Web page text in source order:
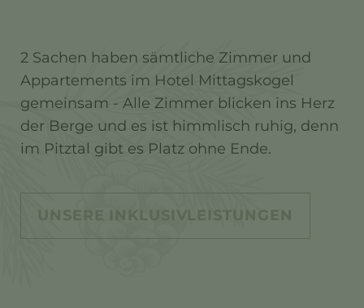
2 Sachen haben sämtliche Zimmer und
Appartements im Hotel Mittagskogel
gemeinsam - Alle Zimmer blicken ins Herz
der Berge und es ist himmlisch ruhig, denn
im Pitztal gibt es Platz ohne Ende.
UNSERE INKLUSIVLEISTUNGEN